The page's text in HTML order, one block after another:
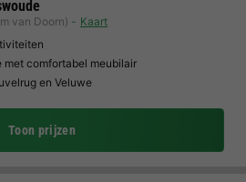
van Doorn)
Kaart
comfortabel meubilair
en Veluwe
Toon prijzen